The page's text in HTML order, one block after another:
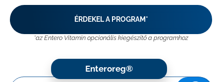
ÉRDEKEL A PROGRAM*
*az Entero Vitamin opcionális kiegészítő a programhoz
Enteroreg®